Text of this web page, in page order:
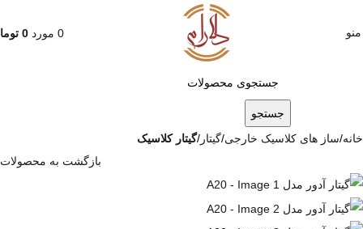
منو 0 مورد 0
جستجو
خانه ساز های کلاسیک خارجی گیتار گیتار کلاسیک
بازگشت به محصولات